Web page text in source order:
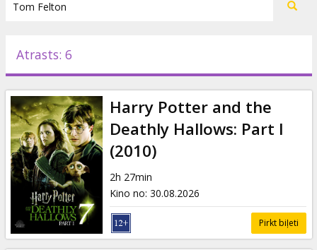
Pasākumi
Ziņas
Dāvanu
kartes
Uzkodas
Atrasts: 6
Harry Potter and the
Deathly Hallows: Part I
(2010)
2h 27min
Kino no: 30.08.2026
Pirkt biļeti